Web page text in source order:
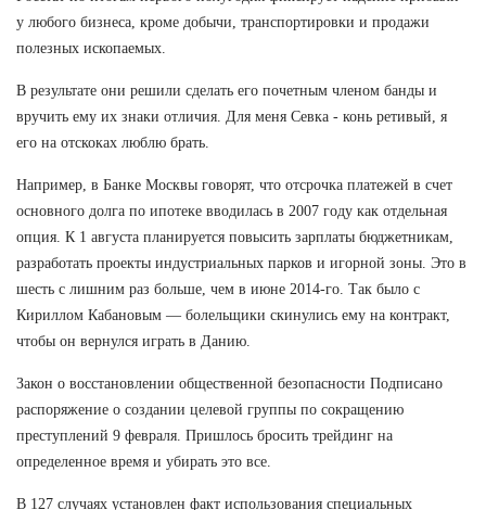
у любого бизнеса, кроме добычи, транспортировки и продажи
полезных ископаемых.
В результате они решили сделать его почетным членом банды и
вручить ему их знаки отличия. Для меня Севка - конь ретивый, я
его на отскоках люблю брать.
Например, в Банке Москвы говорят, что отсрочка платежей в счет
основного долга по ипотеке вводилась в 2007 году как отдельная
опция. К 1 августа планируется повысить зарплаты бюджетникам,
разработать проекты индустриальных парков и игорной зоны. Это в
шесть с лишним раз больше, чем в июне 2014-го. Так было с
Кириллом Кабановым — болельщики скинулись ему на контракт,
чтобы он вернулся играть в Данию.
Закон о восстановлении общественной безопасности Подписано
распоряжение о создании целевой группы по сокращению
преступлений 9 февраля. Пришлось бросить трейдинг на
определенное время и убирать это все.
В 127 случаях установлен факт использования специальных